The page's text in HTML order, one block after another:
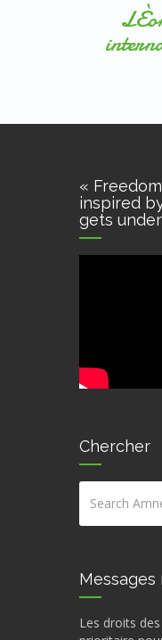
LÈ
«
inspired
gets
Chercher
Messages
Les droits